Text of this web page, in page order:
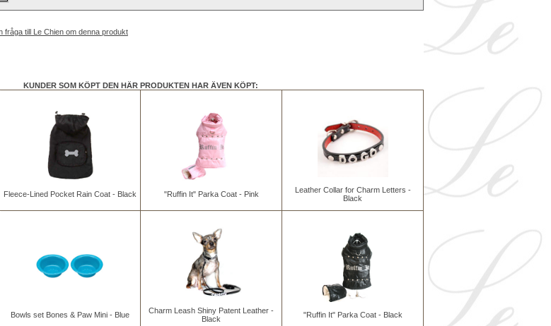
fråga till Le Chien om denna produkt
KUNDER SOM KÖPT DEN HÄR PRODUKTEN HAR ÄVEN KÖPT:
Fleece-Lined Pocket Rain Coat - Black "Ruffin It" Parka Coat - Pink
Leather Collar for Charm Letters -
Black
Bowls set Bones & Paw Mini - Blue
Charm Leash Shiny Patent Leather -
Black
"Ruffin It" Parka Coat - Black